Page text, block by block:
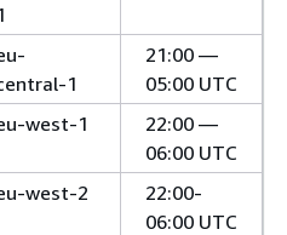
1
21:00 —
05:00 UTC
west-1
22:00 —
06:00 UTC
west-2
22:00-
06:00 UTC